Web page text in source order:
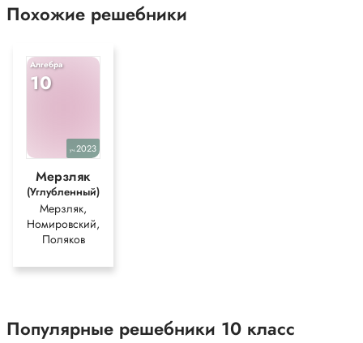
Похожие решебники
Алгебра
10
уч.2023
Мерзляк
(Углубленный)
Мерзляк,
Номировский,
Поляков
Популярные решебники 10 класс